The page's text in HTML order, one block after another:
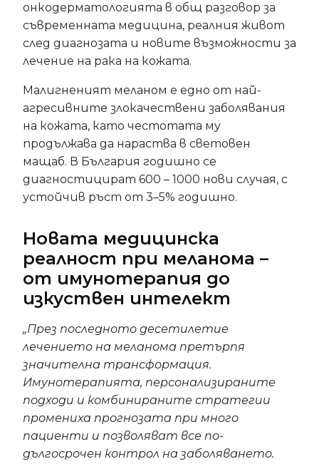
онкодерматологията в общ разговор за
съвременната медицина, реалния живот
след диагнозата и новите възможности за
лечение на рака на кожата.
Малигненият меланом е едно от най-
агресивните злокачествени заболявания
на кожата, като честотата му
продължава да нараства в световен
мащаб. В България годишно се
диагностицират 600 – 1000 нови случая, с
устойчив ръст от 3–5% годишно.
Новата медицинска
реалност при меланома –
от имунотерапия до
изкуствен интелект
„През последното десетилетие
лечението на меланома претърпя
значителна трансформация.
Имунотерапията, персонализираните
подходи и комбинираните стратегии
промениха прогнозата при много
пациенти и позволяват все по-
дългосрочен контрол на заболяването.